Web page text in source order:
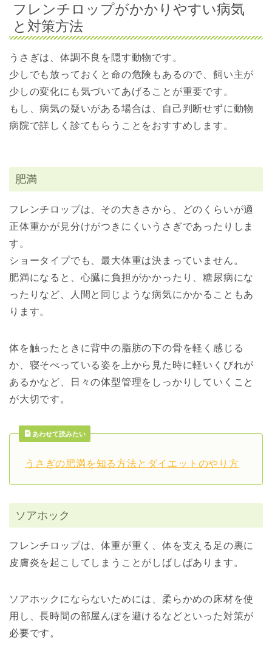
フレンチロップがかかりやすい病気
と対策方法
うさぎは、体調不良を隠す動物です。
少しでも放っておくと命の危険もあるので、飼い主が
少しの変化にも気づいてあげることが重要です。
もし、病気の疑いがある場合は、自己判断せずに動物
病院で詳しく診てもらうことをおすすめします。
肥満
フレンチロップは、その大きさから、どのくらいが適
正体重かが見分けがつきにくいうさぎであったりしま
す。
ショータイプでも、最大体重は決まっていません。
肥満になると、心臓に負担がかかったり、糖尿病にな
ったりなど、人間と同じような病気にかかることもあ
ります。
体を触ったときに背中の脂肪の下の骨を軽く感じる
か、寝そべっている姿を上から見た時に軽いくびれが
あるかなど、日々の体型管理をしっかりしていくこと
が大切です。
あわせて読みたい
うさぎの肥満を知る方法とダイエットのやり方
ソアホック
フレンチロップは、体重が重く、体を支える足の裏に
皮膚炎を起こしてしまうことがしばしばあります。
ソアホックにならないためには、柔らかめの床材を使
用し、長時間の部屋んぽを避けるなどといった対策が
必要です。